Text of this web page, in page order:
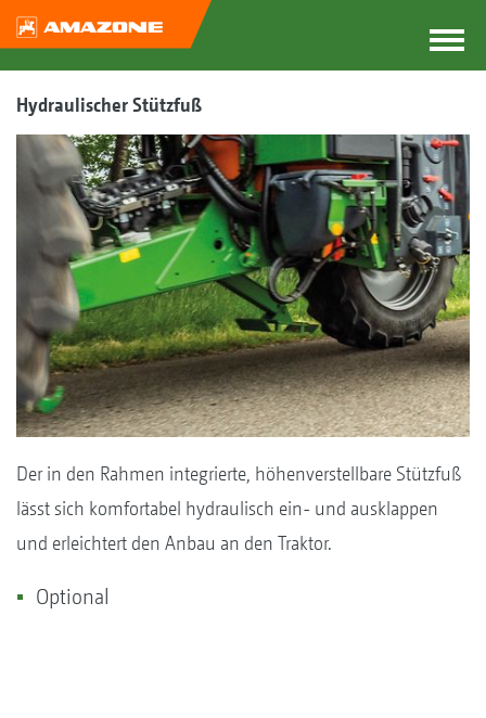
Hydraulischer Stützfuß
Der in den Rahmen integrierte, höhenverstellbare Stützfuß
lässt sich komfortabel hydraulisch ein- und ausklappen
und erleichtert den Anbau an den Traktor.
Optional